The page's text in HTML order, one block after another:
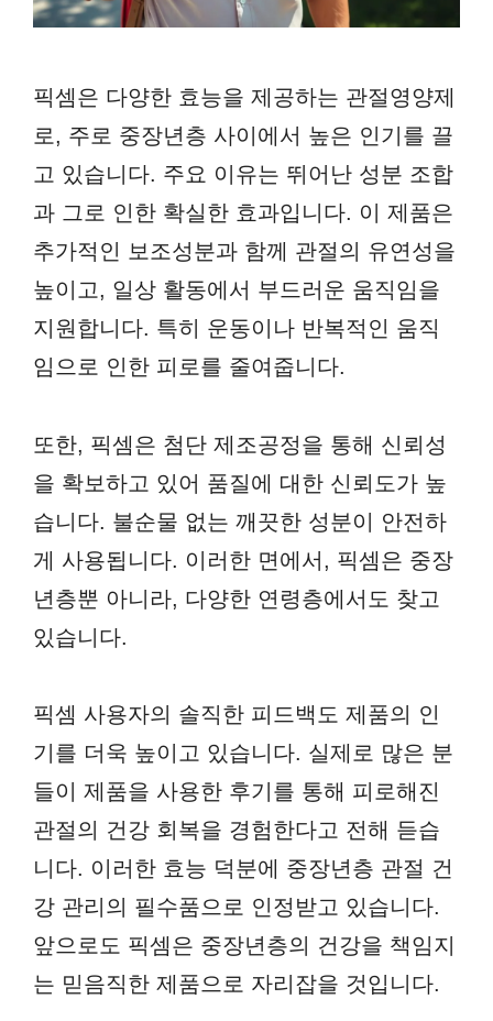
픽셈은 다양한 효능을 제공하는 관절영양제
로, 주로 중장년층 사이에서 높은 인기를 끌
고 있습니다. 주요 이유는 뛰어난 성분 조합
과 그로 인한 확실한 효과입니다. 이 제품은
추가적인 보조성분과 함께 관절의 유연성을
높이고, 일상 활동에서 부드러운 움직임을
지원합니다. 특히 운동이나 반복적인 움직
임으로 인한 피로를 줄여줍니다.
또한, 픽셈은 첨단 제조공정을 통해 신뢰성
을 확보하고 있어 품질에 대한 신뢰도가 높
습니다. 불순물 없는 깨끗한 성분이 안전하
게 사용됩니다. 이러한 면에서, 픽셈은 중장
년층뿐 아니라, 다양한 연령층에서도 찾고
있습니다.
픽셈 사용자의 솔직한 피드백도 제품의 인
기를 더욱 높이고 있습니다. 실제로 많은 분
들이 제품을 사용한 후기를 통해 피로해진
관절의 건강 회복을 경험한다고 전해 듣습
니다. 이러한 효능 덕분에 중장년층 관절 건
강 관리의 필수품으로 인정받고 있습니다.
앞으로도 픽셈은 중장년층의 건강을 책임지
는 믿음직한 제품으로 자리잡을 것입니다.